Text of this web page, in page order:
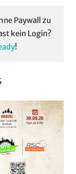
Paywall zu
kein Login?
!